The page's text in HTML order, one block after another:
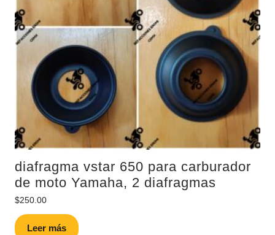
diafragma vstar 650 para carburador
de moto Yamaha, 2 diafragmas
$250.00
Leer más